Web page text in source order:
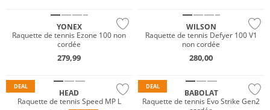
YONEX
Raquette de tennis Ezone 100 non
cordée
279,99
WILSON
Raquette de tennis Defyer 100 V1
non cordée
280,00
DEAL
HEAD
Raquette de tennis Speed MP L
DEAL
BABOLAT
Raquette de tennis Evo Strike Gen2